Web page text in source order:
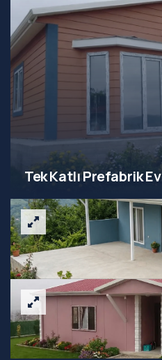
Tek Katlı Prefabrik Ev